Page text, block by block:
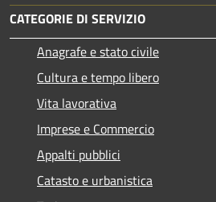
CATEGORIE DI SERVIZIO
Anagrafe e stato civile
Cultura e tempo libero
Vita lavorativa
Imprese e Commercio
Appalti pubblici
Catasto e urbanistica